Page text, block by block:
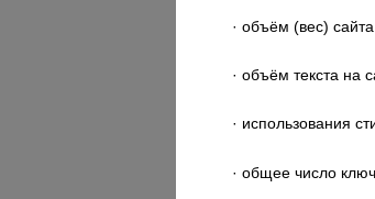
· объём (вес)
· объём текста на
· использования
· общее число